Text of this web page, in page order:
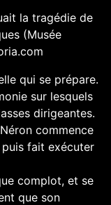
la tragédie de
(Musée
qui se prépare.
sur lesquels
dirigeantes.
commence
fait exécuter
complot, et se
que son